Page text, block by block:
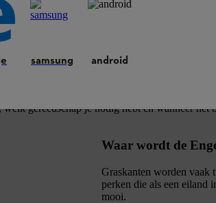
worden en indien nodig in het voorjaar
gereedschap je nodig hebt en wanneer het
Waar wordt de
Graskanten worden vaak
perken die als een eiland
mooi.
samsung android